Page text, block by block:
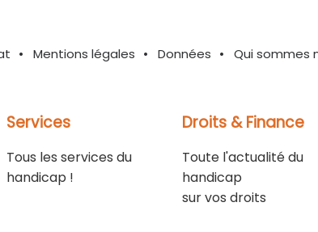
Mentions légales Données Qui sommes
Services
Tous les services du
handicap !
Droits & Finance
Toute l'actualité du
handicap
sur vos droits